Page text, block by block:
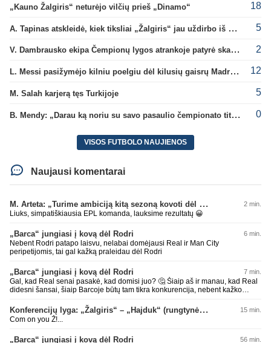
„Kauno Žalgiris“ neturėjo vilčių prieš „Dinamo“ 18
A. Tapinas atskleidė, kiek tiksliai „Žalgiris“ jau uždirbo iš UEFA premijų 5
V. Dambrausko ekipa Čempionų lygos atrankoje patyrė skaudžią nesėkmę 2
L. Messi pasižymėjo kilniu poelgiu dėl kilusių gaisrų Madride 12
M. Salah karjerą tęs Turkijoje 5
B. Mendy: „Darau ką noriu su savo pasaulio čempionato titulu“ 0
VISOS FUTBOLO NAUJIENOS
Naujausi komentarai
M. Arteta: „Turime ambiciją kitą sezoną kovoti dėl visų titulų“ 2 min.
Liuks, simpatiškiausia EPL komanda, lauksime rezultatų 😀
„Barca“ jungiasi į kovą dėl Rodri 6 min.
Nebent Rodri patapo laisvu, nelabai domėjausi Real ir Man City
peripetijomis, tai gal kažką praleidau dėl Rodri
„Barca“ jungiasi į kovą dėl Rodri 7 min.
Gal, kad Real senai pasakė, kad domisi juo? 🤔 Šiaip aš ir manau, kad Real
didesni šansai, šiaip Barcoje būtų tam tikra konkurencija, nebent kažko
beveik pusę rinktinės Barcos žaidėjų, realiai su kaip kuriai jau būtų
susižaides. O Real vėl bus prisipirks žvaigždžių ir sėdės be titulų. Nors
dabartiniai pirkimai ir atrodytų grėsmingi klausimas kaip komandoje
dėl kaip kurių žaidėjų gaila, kad pasirinko Real. Nes mano nuomone ten
Konferencijų lyga: „Žalgiris“ – „Hajduk“ (rungtynės tiesiogiai) 15 min.
Com on you Ž!...
„Barca“ jungiasi į kovą dėl Rodri 56 min.